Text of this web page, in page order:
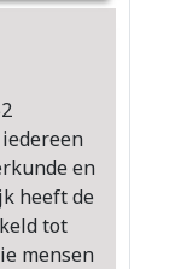
en
heeft de
tot
mensen